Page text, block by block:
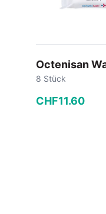
Octenisan
8 Stück
CHF11.60